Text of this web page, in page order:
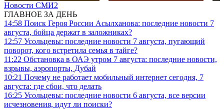
Новости СМИ2
ГЛАВНОЕ ЗА ДЕНЬ
14:58 Поиск Героя России Асылханова: последние новости 7
августа, бойца держат в заложниках?
12:57 Усольцевы: последние новости 7 августа, пугающий
поворот, кого встретила семья в тайге?
11:22 Обстановка в ОАЭ утром 7 августа: последние новости,
взрывы, аэропорты, Дубай
10:21 Почему не работает мобильный интернет сегодня, 7
августа: где сбои, что делать
16:25 Усольцевы: последние новости 6 августа, все версии
исчезновения, идут ли поиски?